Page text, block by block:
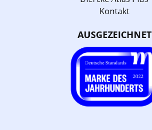
Kontakt
AUSGEZEICHNET